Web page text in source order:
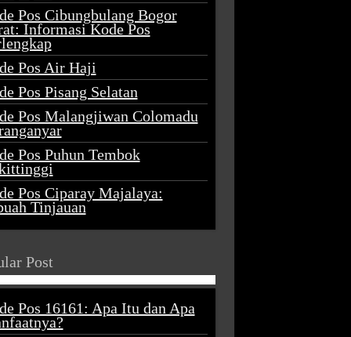
Pos Cibungbulang Bogor
Informasi Kode Pos
Pos Air Haji
Pos Pisang Selatan
Pos Malangjiwan Colomadu
Pos Puhun Tembok
Pos Ciparay Majalaya:
Tinjauan
Post
Pos 16161: Apa Itu dan Apa